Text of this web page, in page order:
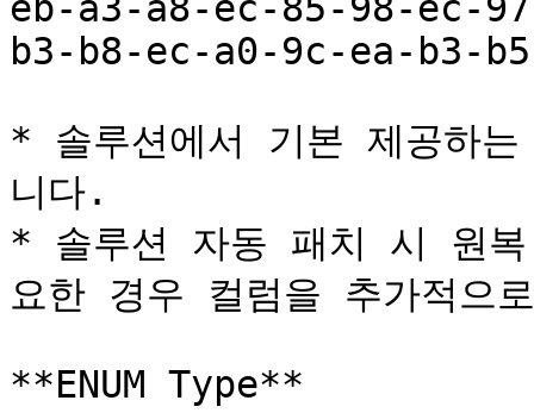
b3-b8-ec-a0-9c-ea-b3-
* 솔루션에서 기본 제공하
니다.
* 솔루션 자동 패치 시 원
요한 경우 컬럼을 추가적으
**ENUM Type**